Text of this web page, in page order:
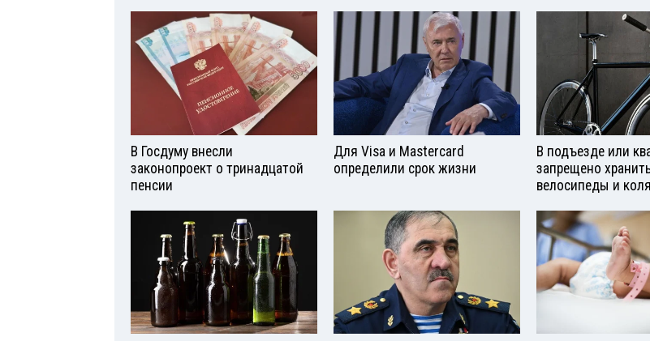
В Госдуму внесли
законопроект о тринадцатой
пенсии
Для Visа и Mastercard
определили срок жизни
В подъезде или
запрещено
велосипеды и